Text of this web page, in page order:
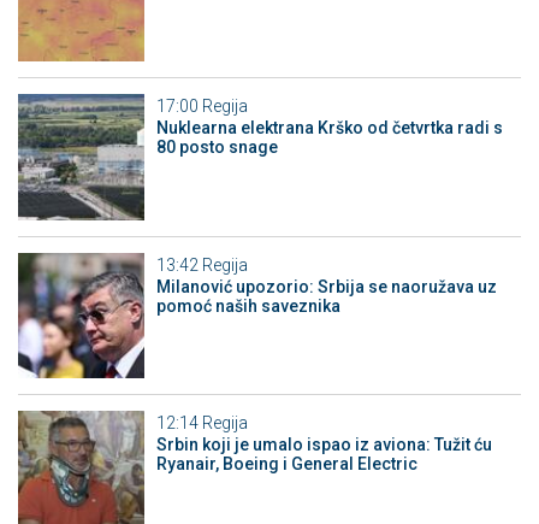
17:00 Regija
Nuklearna elektrana Krško od četvrtka radi s
80 posto snage
13:42 Regija
Milanović upozorio: Srbija se naoružava uz
pomoć naših saveznika
12:14 Regija
Srbin koji je umalo ispao iz aviona: Tužit ću
Ryanair, Boeing i General Electric